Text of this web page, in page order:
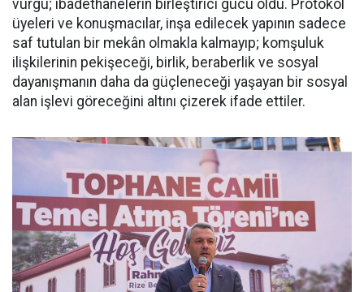
vurgu; ibadethanelerin birleştirici gücü oldu. Protokol
üyeleri ve konuşmacılar, inşa edilecek yapının sadece
saf tutulan bir mekân olmakla kalmayıp; komşuluk
ilişkilerinin pekişeceği, birlik, beraberlik ve sosyal
dayanışmanın daha da güçleneceği yaşayan bir sosyal
alan işlevi göreceğini altını çizerek ifade ettiler.